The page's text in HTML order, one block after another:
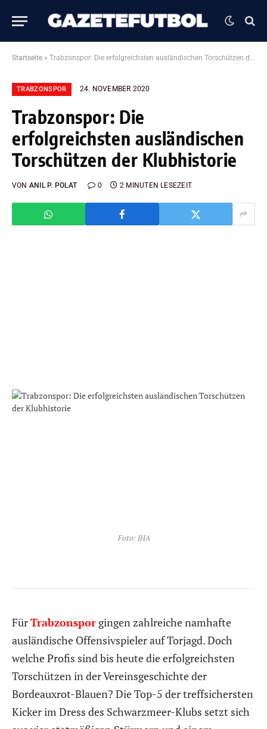
Startseite » Trabzonspor: Die erfolgreichsten ausländischen Torschützen der Klubhistorie
TRABZONSPOR 24. NOVEMBER 2020
Trabzonspor: Die
erfolgreichsten ausländischen
Torschützen der Klubhistorie
VON ANIL P. POLAT 0 2 MINUTEN LESEZEIT
Foto: IHA
FürTrabzonspor gingen zahlreiche namhafte
ausländische Offensivspieler auf Torjagd. Doch
welche Profis sind bis heute die erfolgreichsten
Torschützen in der Vereinsgeschichte der
Bordeauxrot-Blauen? Die Top-5 der treffsichersten
Kicker im Dress des Schwarzmeer-Klubs setzt sich